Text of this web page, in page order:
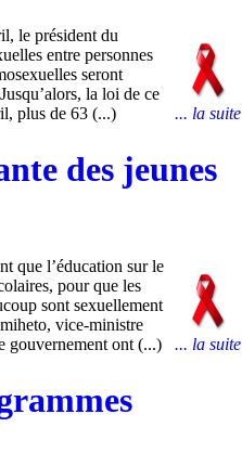
le président du
entre personnes
seront
la loi de ce
plus de 63 (...)
... la suite
des jeunes
que l’éducation sur le
pour que les
sont sexuellement
vice-ministre
gouvernement ont (...)
... la suite